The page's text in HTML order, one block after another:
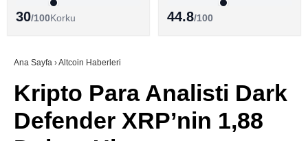
Youtube
TikTok
ALTCOİN HABERLERİ
SÖZLÜK
30/100Korku 44.8/100
Ana Sayfa ›Altcoin Haberleri
Kripto Para Analisti Dark
Defender XRP’nin 1,88